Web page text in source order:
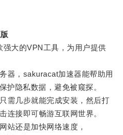
大的VPN工具，为用户提供
，sakuracat加速器能帮助用
护隐私数据，避免被窥探。
几步就能完成安装，然后打
连接即可畅游互联网世界。
还是加快网络速度，